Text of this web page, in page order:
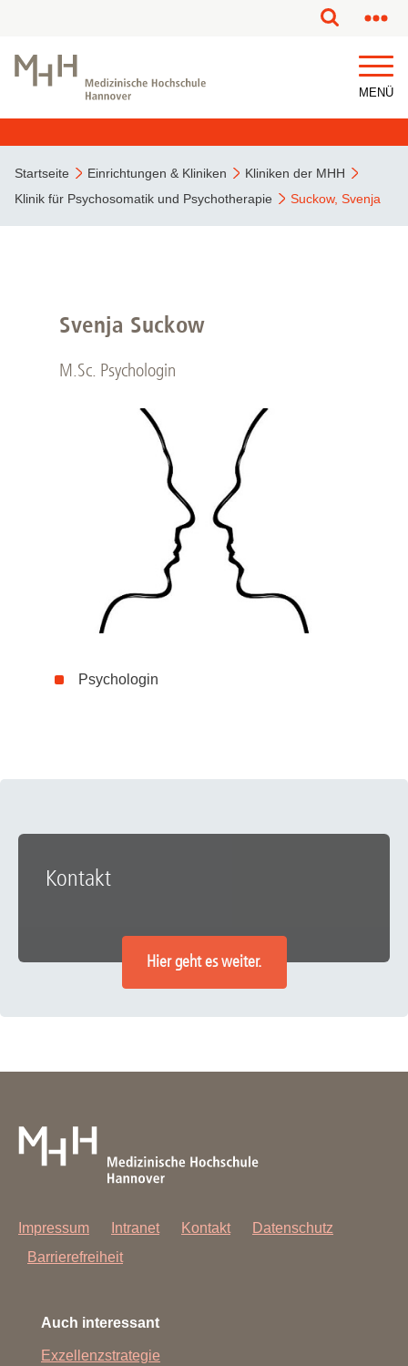
MENÜ
Startseite Einrichtungen & Kliniken
Kliniken der MHH
Klinik für Psychosomatik und Psychotherapie
Suckow, Svenja
Svenja Suckow
M.Sc. Psychologin
Psychologin
Kontakt
Hier geht es weiter.
Impressum Intranet Kontakt
Datenschutz
Barrierefreiheit
Auch interessant
Exzellenzstrategie